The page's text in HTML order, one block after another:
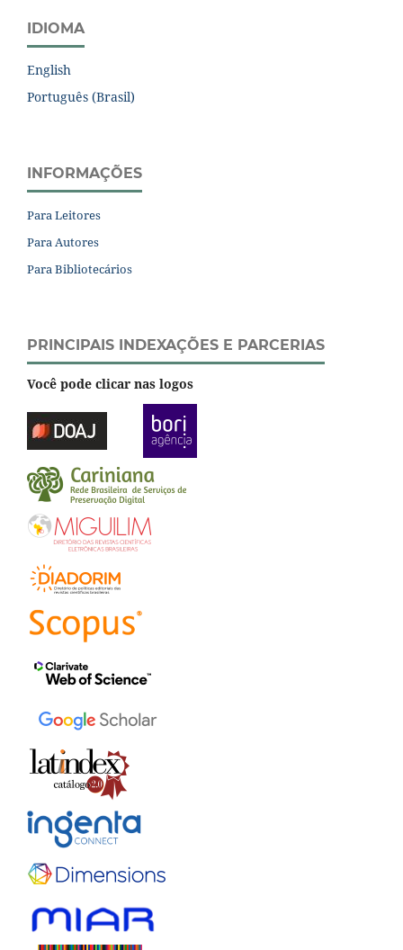
IDIOMA
English
Português (Brasil)
INFORMAÇÕES
Para Leitores
Para Autores
Para Bibliotecários
PRINCIPAIS INDEXAÇÕES E PARCERIAS
Você pode clicar nas logos